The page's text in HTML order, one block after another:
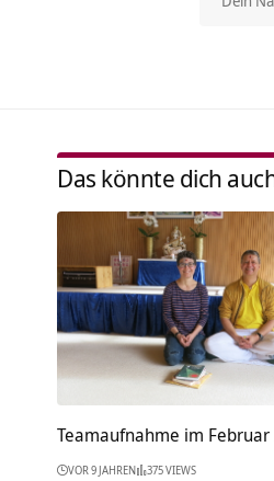
Das könnte dich
Teamaufnahme im Februar
VOR 9 JAHREN 375 VIEWS